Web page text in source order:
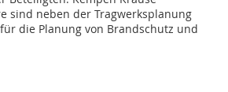
sind neben der Tragwerksplanung
die Planung von Brandschutz und